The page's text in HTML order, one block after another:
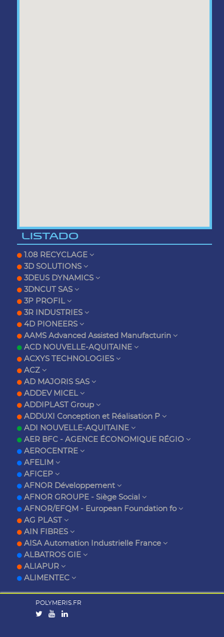
LISTADO
1.08 RECYCLAGE
3D SOLUTIONS
3DEUS DYNAMICS
3DNCUT SAS
3P PROFIL
3R INDUSTRIES
4D PIONEERS
AAMS Advanced Assisted Manufacturin
ACD NOUVELLE-AQUITAINE
ACXYS TECHNOLOGIES
ACZ
AD MAJORIS SAS
ADDEV MICEL
ADDIPLAST Group
ADDUXI Conception et Réalisation P
ADI NOUVELLE-AQUITAINE
AER BFC - AGENCE ÉCONOMIQUE RÉGIO
AEROCENTRE
AFELIM
AFICEP
AFNOR Développement
AFNOR GROUPE - Siège Social
AFNOR/EFQM - European Foundation fo
AG PLAST
AIN FIBRES
AISA Automation Industrielle France
ALBATROS GIE
ALIAPUR
ALIMENTEC
POLYMERIS.FR